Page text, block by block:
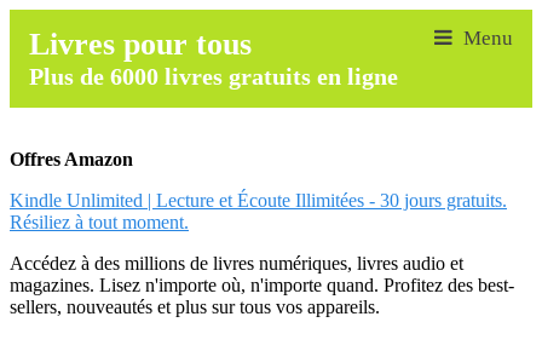
Livres pour tous
Plus de 6000 livres gratuits en ligne
Offres Amazon
Kindle Unlimited | Lecture et Écoute Illimitées - 30 jours gratuits.
Résiliez à tout moment.
Accédez à des millions de livres numériques, livres audio et
magazines. Lisez n'importe où, n'importe quand. Profitez des best-
sellers, nouveautés et plus sur tous vos appareils.